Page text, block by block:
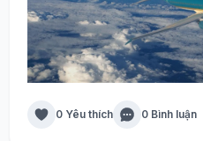
0 Yêu thích 0 Bình luận